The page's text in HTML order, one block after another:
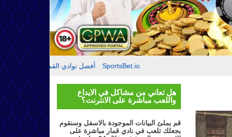
أفضل نوادي القمار مقدمة حول SportsBet.io
هل تعاني من مشاكل في الايداع
واللعب مباشرة على الانترنت؟
قم بملئ البيانات الموجودة بالاسفل وسنقوم
بجعلك تلعب في نادي قمار مباشرة على